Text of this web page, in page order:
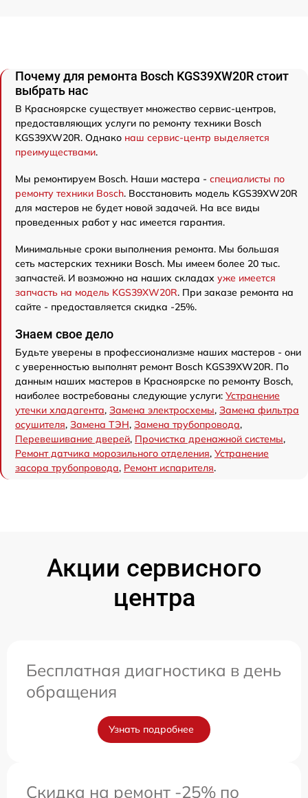
Почему для ремонта Bosch KGS39XW20R стоит
выбрать нас
В Красноярске существует множество сервис-центров,
предоставляющих услуги по ремонту техники Bosch
KGS39XW20R. Однако наш сервис-центр выделяется
преимуществами.
Мы ремонтируем Bosch. Наши мастера - специалисты по
ремонту техники Bosch. Восстановить модель KGS39XW20R
для мастеров не будет новой задачей. На все виды
проведенных работ у нас имеется гарантия.
Минимальные сроки выполнения ремонта. Мы большая
сеть мастерских техники Bosch. Мы имеем более 20 тыс.
запчастей. И возможно на наших складах уже имеется
запчасть на модель KGS39XW20R. При заказе ремонта на
сайте - предоставляется скидка -25%.
Знаем свое дело
Будьте уверены в профессионализме наших мастеров - они
с уверенностью выполнят ремонт Bosch KGS39XW20R. По
данным наших мастеров в Красноярске по ремонту Bosch,
наиболее востребованы следующие услуги: Устранение
утечки хладагента, Замена электросхемы, Замена фильтра
осушителя, Замена ТЭН, Замена трубопровода,
Перевешивание дверей, Прочистка дренажной системы,
Ремонт датчика морозильного отделения, Устранение
засора трубопровода, Ремонт испарителя.
Акции сервисного
центра
Бесплатная диагностика в день
обращения
Узнать подробнее
Скидка на ремонт -25% по